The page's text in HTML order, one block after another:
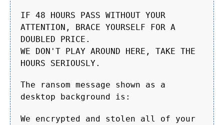
IF 48 HOURS PASS WITHOUT YOUR
ATTENTION, BRACE YOURSELF FOR A
DOUBLED PRICE.
WE DON'T PLAY AROUND HERE, TAKE THE
HOURS SERIOUSLY.
The ransom message shown as a
desktop background is:
We encrypted and stolen all of your